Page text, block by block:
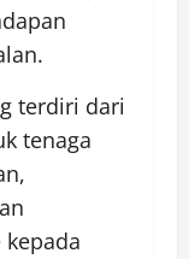
terdiri dari
tenaga